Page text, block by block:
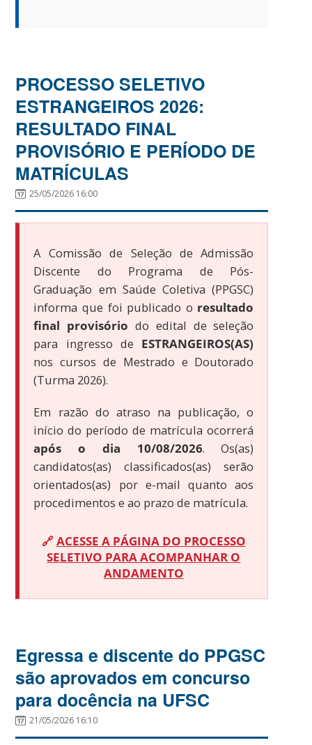
PROCESSO SELETIVO
ESTRANGEIROS 2026:
RESULTADO FINAL
PROVISÓRIO E PERÍODO DE
MATRÍCULAS
25/05/2026 16:00
A Comissão de Seleção de Admissão
Discente do Programa de Pós-
Graduação em Saúde Coletiva (PPGSC)
informa que foi publicado o resultado
final provisório do edital de seleção
para ingresso de ESTRANGEIROS(AS)
nos cursos de Mestrado e Doutorado
(Turma 2026).
Em razão do atraso na publicação, o
início do período de matrícula ocorrerá
após o dia 10/08/2026. Os(as)
candidatos(as) classificados(as) serão
orientados(as) por e-mail quanto aos
procedimentos e ao prazo de matrícula.
🔗ACESSE A PÁGINA DO PROCESSO
SELETIVO PARA ACOMPANHAR O
ANDAMENTO
Egressa e discente do PPGSC
são aprovados em concurso
para docência na UFSC
21/05/2026 16:10